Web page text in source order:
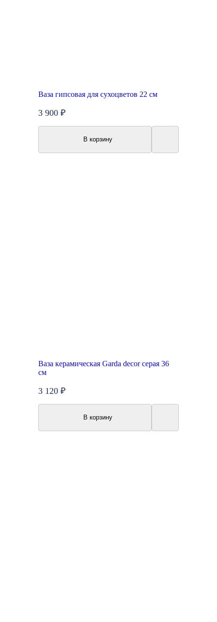
Ваза гипсовая для сухоцветов 22 см
3 900 ₽
В корзину
Ваза керамическая Garda decor серая 36
см
3 120 ₽
В корзину